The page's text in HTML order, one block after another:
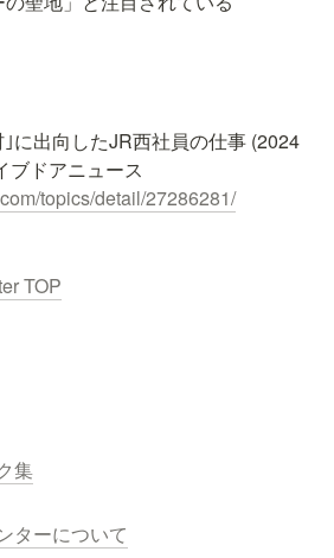
に出向したJR西社員の仕事 (2024
topics/detail/27286281/
TOP
集
ターについて